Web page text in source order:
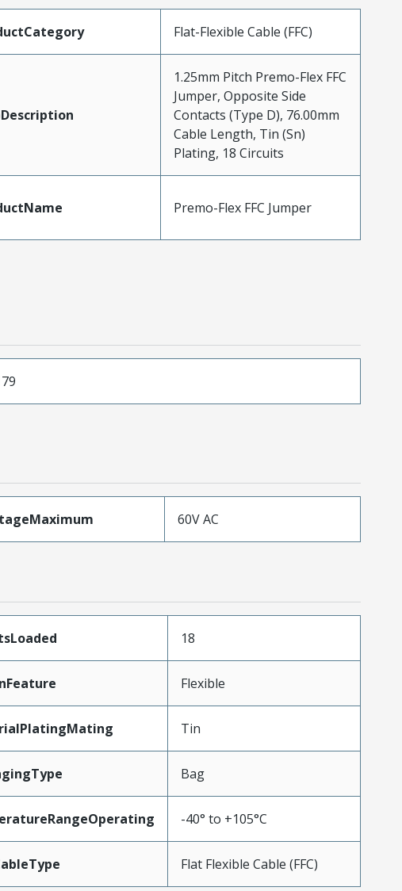
Flat-Flexible Cable (FFC)
1.25mm Pitch Premo-Flex FFC
Jumper, Opposite Side
Contacts (Type D), 76.00mm
Cable Length, Tin (Sn)
Plating, 18 Circuits
Premo-Flex FFC Jumper
60V AC
18
Flexible
Tin
Bag
-40° to +105°C
Flat Flexible Cable (FFC)